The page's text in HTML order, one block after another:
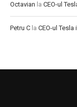
Octavian la CEO-ul
Petru C la CEO-ul